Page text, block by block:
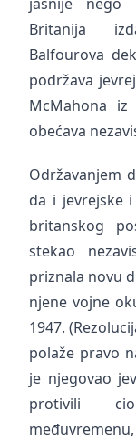
jasnije nego
Britanija
Balfourova
podržava
McMahona
obećava
Održavanjem
da i jevrejske
britanskog
stekao
priznala novu
njene vojne
1947.
polaže pravo
je njegovao
protivili